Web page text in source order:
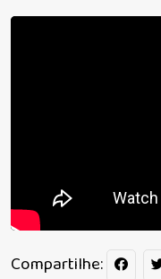
Compartilhe: